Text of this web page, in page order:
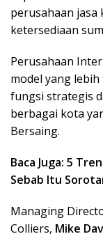
perusahaan
ketersediaan
Perusahaan
model yang
fungsi strategis
berbagai kota
Bersaing.
Baca Juga: 5
Sebab Itu
Managing
Colliers, Mike